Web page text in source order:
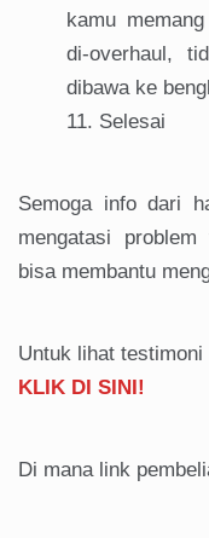
kamu
di-overhaul,
dibawa ke
Selesai
Semoga info dari
mengatasi
bisa membantu
Untuk lihat
KLIK DI SINI!
Di mana link